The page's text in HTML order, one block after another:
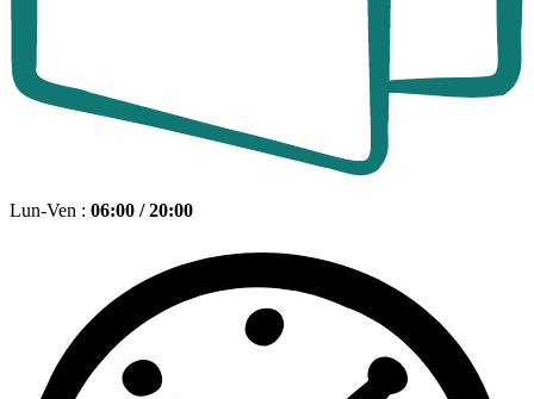
Lun-Ven : 06:00 / 20:00